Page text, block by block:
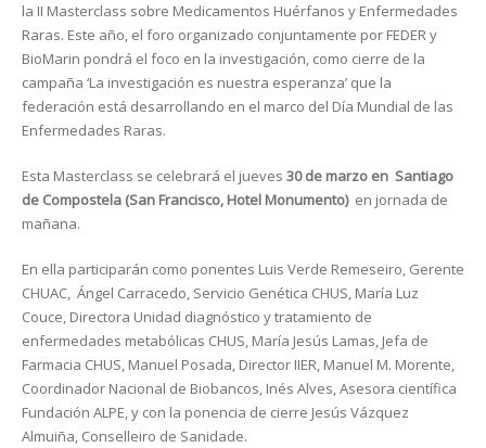
la II Masterclass sobre Medicamentos Huérfanos y Enfermedades
Raras. Este año, el foro organizado conjuntamente por FEDER y
BioMarin pondrá el foco en la investigación, como cierre de la
campaña ‘La investigación es nuestra esperanza’ que la
federación está desarrollando en el marco del Día Mundial de las
Enfermedades Raras.
Esta Masterclass se celebrará el jueves 30 de marzo en Santiago
de Compostela (San Francisco, Hotel Monumento) en jornada de
mañana.
En ella participarán como ponentes Luis Verde Remeseiro, Gerente
CHUAC, Ángel Carracedo, Servicio Genética CHUS, María Luz
Couce, Directora Unidad diagnóstico y tratamiento de
enfermedades metabólicas CHUS, María Jesús Lamas, Jefa de
Farmacia CHUS, Manuel Posada, Director IIER, Manuel M. Morente,
Coordinador Nacional de Biobancos, Inés Alves, Asesora científica
Fundación ALPE, y con la ponencia de cierre Jesús Vázquez
Almuiña, Conselleiro de Sanidade.